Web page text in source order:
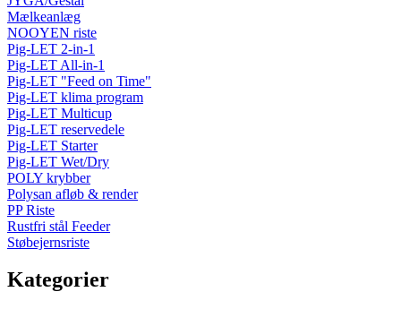
Mælkeanlæg
NOOYEN riste
Pig-LET 2-in-1
Pig-LET All-in-1
Pig-LET "Feed on Time"
Pig-LET klima program
Pig-LET Multicup
Pig-LET reservedele
Pig-LET Starter
Pig-LET Wet/Dry
POLY krybber
Polysan afløb & render
PP Riste
Rustfri stål Feeder
Støbejernsriste
Kategorier